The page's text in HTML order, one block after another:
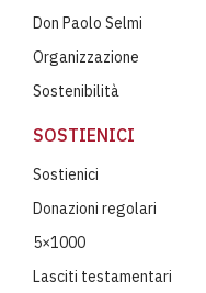
Don Paolo Selmi
Organizzazione
Sostenibilità
SOSTIENICI
Sostienici
Donazioni regolari
5×1000
Lasciti testamentari